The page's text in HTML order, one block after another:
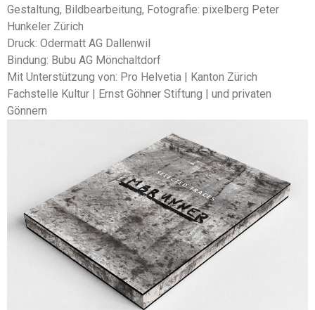
Gestaltung, Bildbearbeitung, Fotografie: pixelberg Peter
Hunkeler Zürich
Druck: Odermatt AG Dallenwil
Bindung: Bubu AG Mönchaltdorf
Mit Unterstützung von: Pro Helvetia | Kanton Zürich
Fachstelle Kultur | Ernst Göhner Stiftung | und privaten
Gönnern